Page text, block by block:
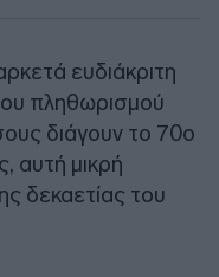
ευδιάκριτη
πληθωρισμού
διάγουν το 70ο
αυτή μικρή
δεκαετίας του